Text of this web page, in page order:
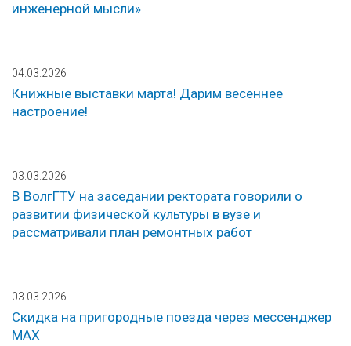
инженерной мысли»
04.03.2026
Книжные выставки марта! Дарим весеннее
настроение!
03.03.2026
В ВолгГТУ на заседании ректората говорили о
развитии физической культуры в вузе и
рассматривали план ремонтных работ
03.03.2026
Скидка на пригородные поезда через мессенджер
МАХ